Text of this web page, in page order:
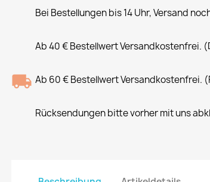
Bei Bestellungen bis 14 Uhr, Versand
Ab 40 € Bestellwert Versandkostenfrei.
Ab 60 € Bestellwert Versandkostenfrei.
Rücksendungen bitte vorher mit uns